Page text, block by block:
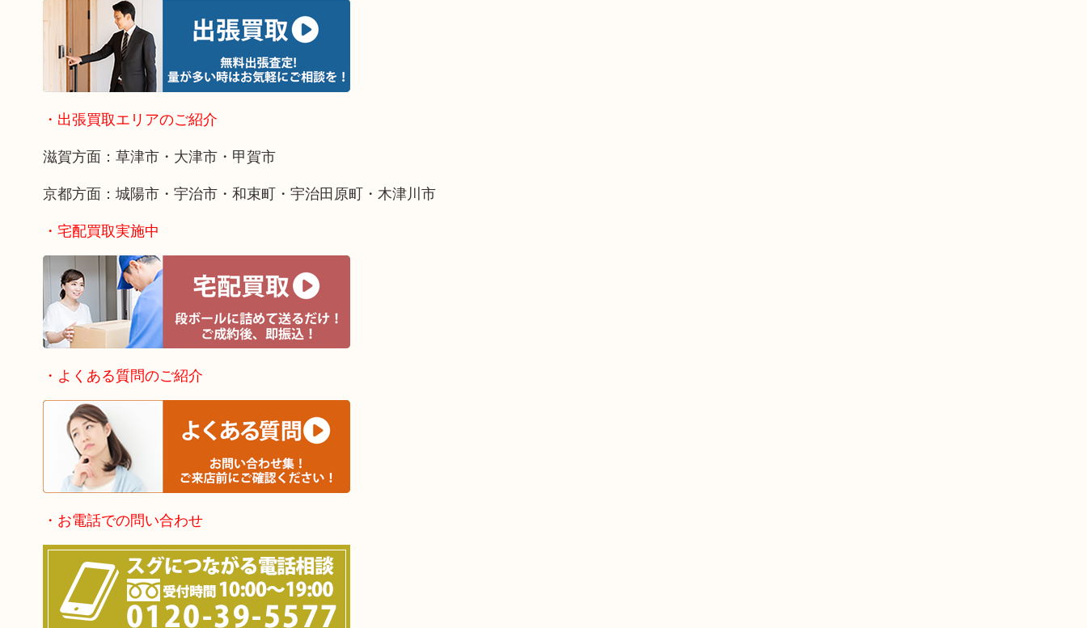
・出張買取エリアのご紹介
滋賀方面：草津市・大津市・甲賀市
京都方面：城陽市・宇治市・和束町・宇治田原町・木津川市
・宅配買取実施中
・よくある質問のご紹介
・お電話での問い合わせ